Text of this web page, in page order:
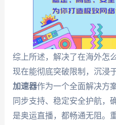
综上所述，解决了在海外怎
现在能彻底突破限制，沉浸
加速器作为一个全面解决方
同步支持、稳定安全护航，
是奥运直播，都畅通无阻